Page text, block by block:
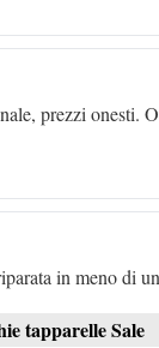
prezzi onesti.
in meno di
tapparelle Sale